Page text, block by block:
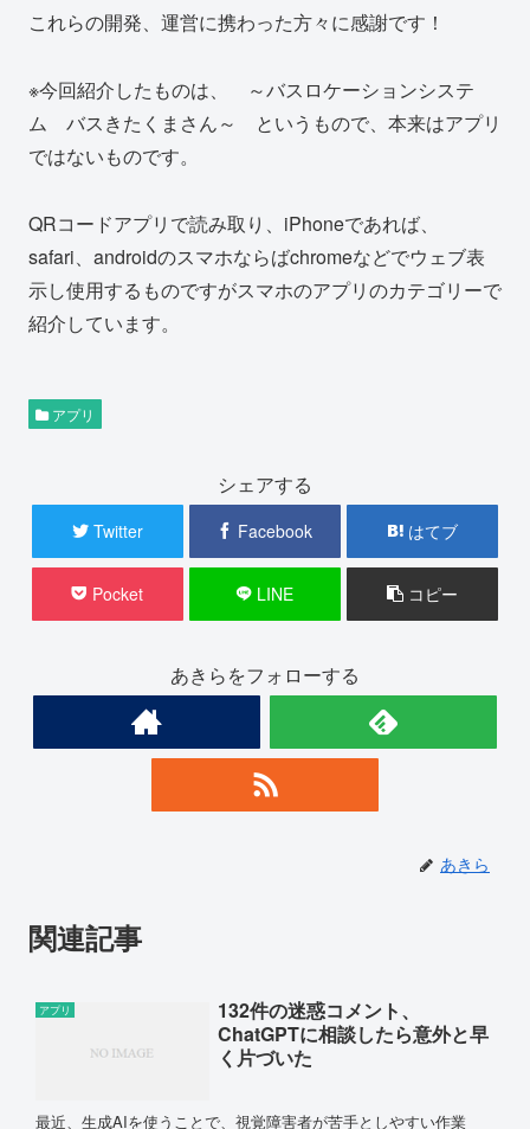
これらの開発、運営に携わった方々に感謝です！
※今回紹介したものは、 ～バスロケーションシステ
ム バスきたくまさん～ というもので、本来はアプリ
ではないものです。
QRコードアプリで読み取り、iPhoneであれば、
safari、androidのスマホならばchromeなどでウェブ表
示し使用するものですがスマホのアプリのカテゴリーで
紹介しています。
アプリ
シェアする
Twitter Facebook はてブ
Pocket LINE コピー
あきらをフォローする
あきら
関連記事
アプリ
132件の迷惑コメント、
ChatGPTに相談したら意外と早
く片づいた
最近、生成AIを使うことで、視覚障害者が苦手としやすい作業